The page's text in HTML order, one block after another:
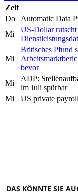
Zeit
Do
Automatic Data
Mi
US-Dollar
Mi
Britisches Pfund
bevor
Mi
ADP:
im Juli spürbar
Mi
US private